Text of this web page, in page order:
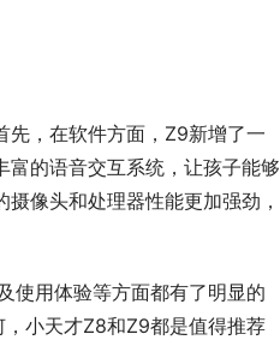
先，在软件方面，Z9新增了一
的语音交互系统，让孩子能够
像头和处理器性能更加强劲，
使用体验等方面都有了明显的
小天才Z8和Z9都是值得推荐